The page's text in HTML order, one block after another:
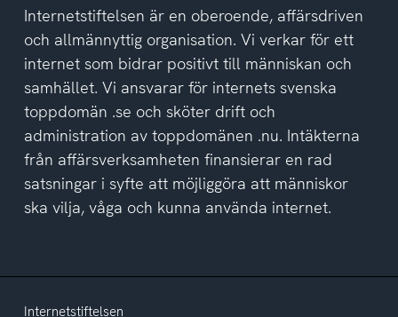
del
av
integritetspolicyn
Internetstiftelsen är en oberoende, affärsdriven
och allmännyttig organisation. Vi verkar för ett
internet som bidrar positivt till människan och
samhället. Vi ansvarar för internets svenska
toppdomän .se och sköter drift och
administration av toppdomänen .nu. Intäkterna
från affärsverksamheten finansierar en rad
satsningar i syfte att möjliggöra att människor
ska vilja, våga och kunna använda internet.
Internetstiftelsen